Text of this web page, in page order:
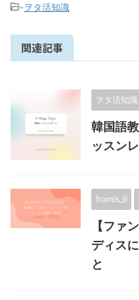
-ヲタ活知識
関連記事
ヲタ活知識
韓国語
ッスン
fromis_9
【ファ
ディス
と